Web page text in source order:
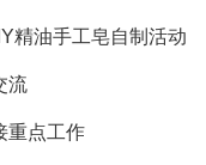
精油手工皂自制活动
流
重点工作